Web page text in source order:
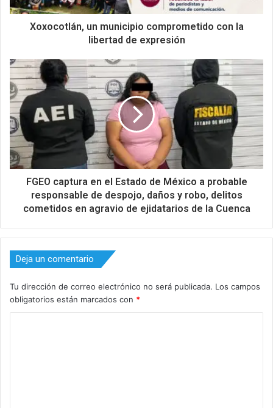
Xoxocotlán, un municipio comprometido con la
libertad de expresión
FGEO captura en el Estado de México a probable
responsable de despojo, daños y robo, delitos
cometidos en agravio de ejidatarios de la Cuenca
Deja un comentario
Tu dirección de correo electrónico no será publicada. Los campos
obligatorios están marcados con *